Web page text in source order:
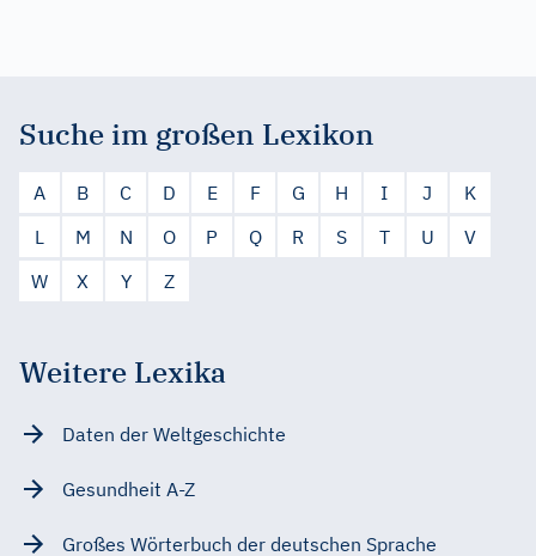
Suche im großen Lexikon
A B C D E F G H I J
K
L
M N O P Q R S T U
V
W
X Y Z
Weitere Lexika
Daten der Weltgeschichte
Gesundheit A-Z
Großes Wörterbuch der deutschen Sprache